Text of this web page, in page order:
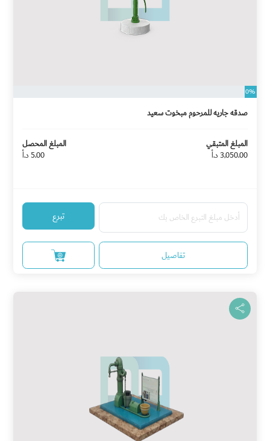
0%
صدقه جاريه للمرحوم مبخوت سعيد
المبلغ المتبقي
3,050.00 د.أ
المبلغ المحصل
5.00 د.أ
تبرع
تفاصيل